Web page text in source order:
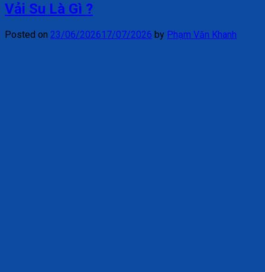
Vải Su Là Gì ?
Posted on 23/06/202617/07/2026 by Phạm Văn Khanh